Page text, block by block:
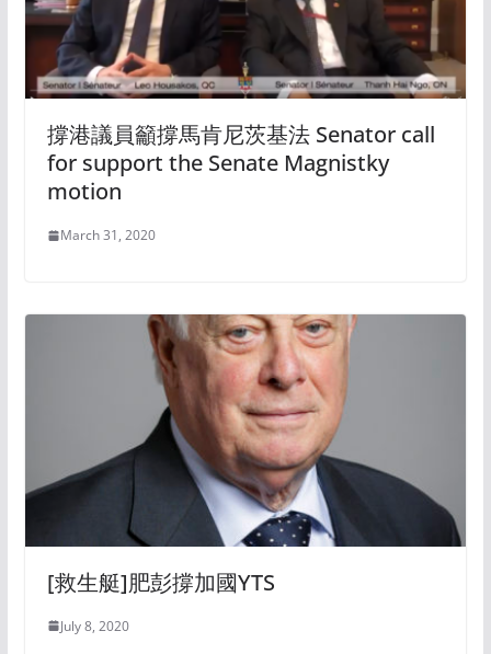
撐港議員籲撐馬肯尼茨基法 Senator call
for support the Senate Magnistky
motion
March 31, 2020
[救生艇]肥彭撐加國YTS
July 8, 2020